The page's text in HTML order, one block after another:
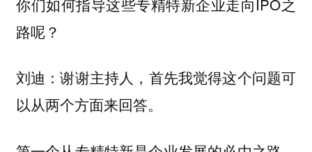
路呢？
刘迪：谢谢主持人，首先我觉得这个问题可
以从两个方面来回答。